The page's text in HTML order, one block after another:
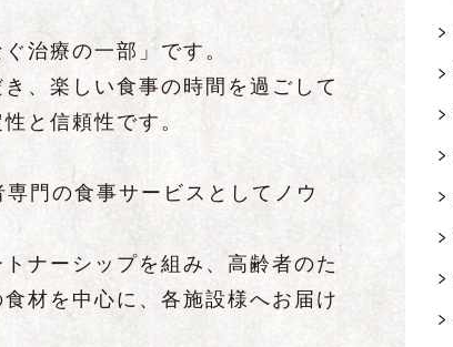
治療の一部」です。
、楽しい食事の時間を過ごして
と信頼性です。
門の食事サービスとしてノウ
ナーシップを組み、高齢者のた
材を中心に、各施設様へお届け